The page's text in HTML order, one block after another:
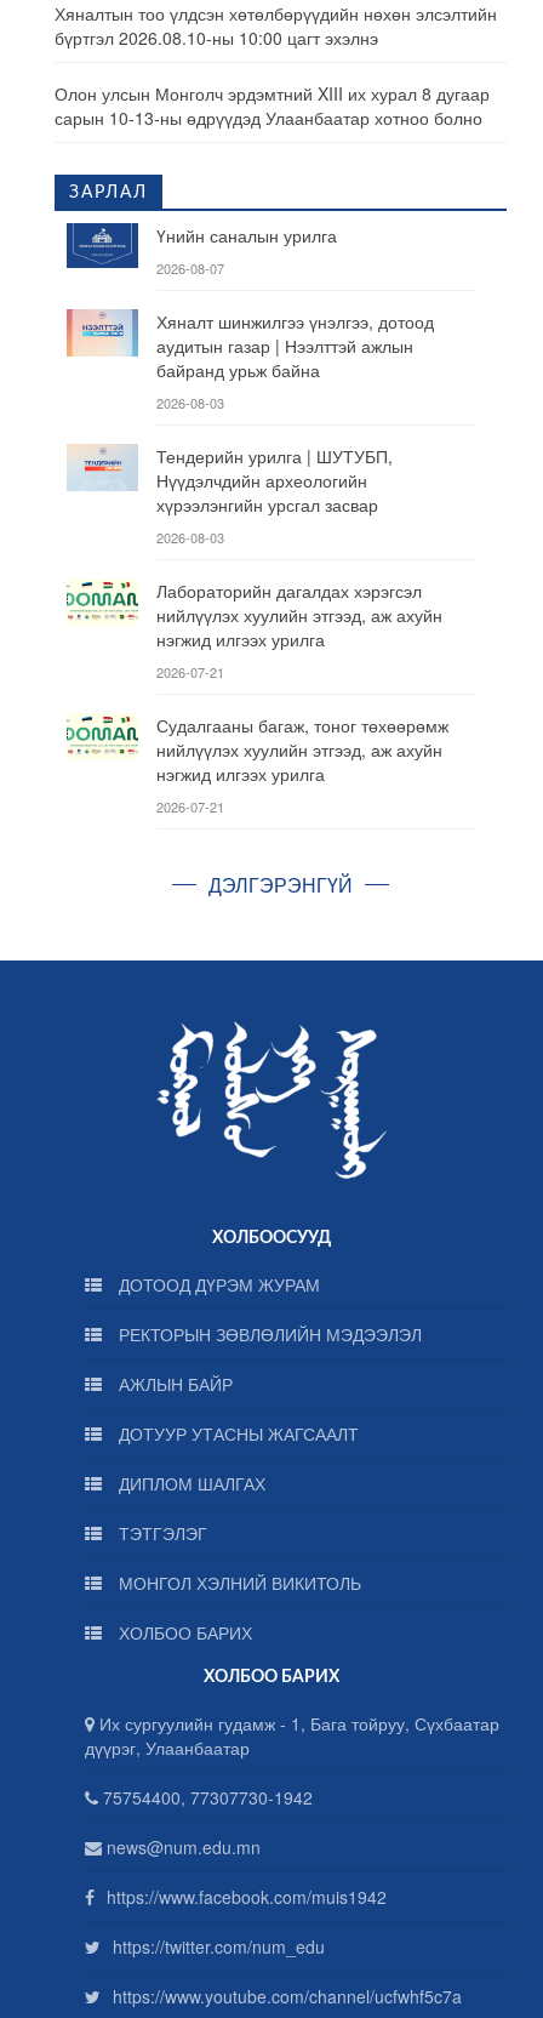
Хяналтын тоо үлдсэн хөтөлбөрүүдийн нөхөн элсэлтийн
бүртгэл 2026.08.10-ны 10:00 цагт эхэлнэ
Олон улсын Монголч эрдэмтний XIII их хурал 8 дугаар
сарын 10-13-ны өдрүүдэд Улаанбаатар хотноо болно
ЗАРЛАЛ
Үнийн саналын урилга
2026-08-07
Хяналт шинжилгээ үнэлгээ, дотоод
аудитын газар | Нээлттэй ажлын
байранд урьж байна
2026-08-03
Тендерийн урилга | ШУТУБП,
Нүүдэлчдийн археологийн
хүрээлэнгийн урсгал засвар
2026-08-03
Лабораторийн дагалдах хэрэгсэл
нийлүүлэх хуулийн этгээд, аж ахуйн
нэгжид илгээх урилга
2026-07-21
Судалгааны багаж, тоног төхөөрөмж
нийлүүлэх хуулийн этгээд, аж ахуйн
нэгжид илгээх урилга
2026-07-21
ДЭЛГЭРЭНГҮЙ
ХОЛБООСУУД
ДОТООД ДҮРЭМ ЖУРАМ
РЕКТОРЫН ЗӨВЛӨЛИЙН МЭДЭЭЛЭЛ
АЖЛЫН БАЙР
ДОТУУР УТАСНЫ ЖАГСААЛТ
ДИПЛОМ ШАЛГАХ
ТЭТГЭЛЭГ
МОНГОЛ ХЭЛНИЙ ВИКИТОЛЬ
ХОЛБОО БАРИХ
ХОЛБОО БАРИХ
Их сургуулийн гудамж - 1, Бага тойруу, Сүхбаатар
дүүрэг, Улаанбаатар
75754400, 77307730-1942
news@num.edu.mn
https://www.facebook.com/muis1942
https://twitter.com/num_edu
https://www.youtube.com/channel/ucfwhf5c7a